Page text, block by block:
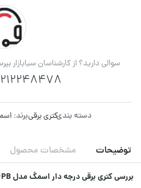
سوالی دارید؟ از کارشناسان سیابازار
دسته بندی:کتری برقیبرند:
توضیحات مشخصات محصول
بررسی کتری برقی درجه دار اسمگ مدل KLF04PB رنگ آبی